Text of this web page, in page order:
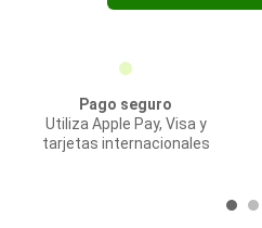
Pago seguro
Utiliza Apple Pay, Visa y
tarjetas internacionales